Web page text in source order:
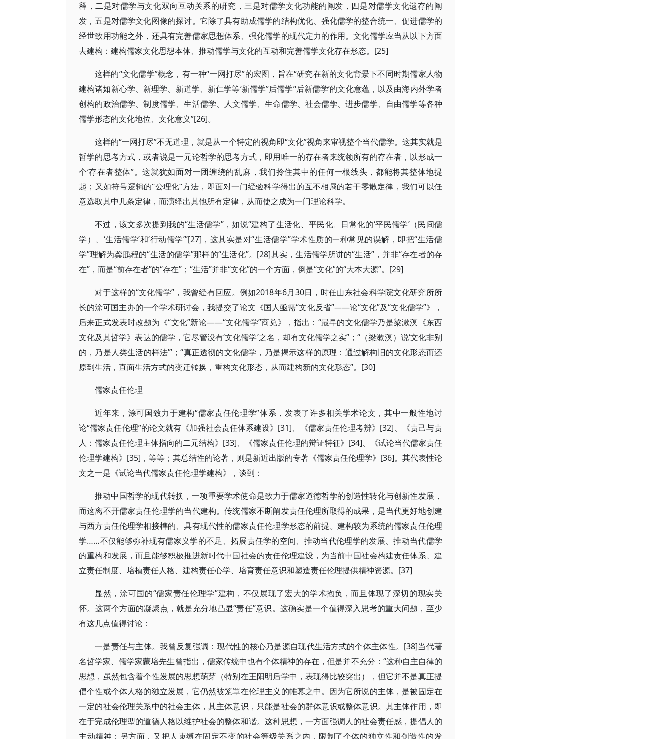
释，二是对儒学与文化双向互动关系的研究，三是对儒学文化功能的阐发，四是对儒学文化遗存的阐
发，五是对儒学文化图像的探讨。它除了具有助成儒学的结构优化、强化儒学的整合统一、促进儒学的
经世致用功能之外，还具有完善儒家思想体系、强化儒学的现代定力的作用。文化儒学应当从以下方面
去建构：建构儒家文化思想本体、推动儒学与文化的互动和完善儒学文化存在形态。[25]
这样的“文化儒学”概念，有一种“一网打尽”的宏图，旨在“研究在新的文化背景下不同时期儒家人物
建构诸如新心学、新理学、新道学、新仁学等‘新儒学’‘后儒学’‘后新儒学’的文化意蕴，以及由海内外学者
创构的政治儒学、制度儒学、生活儒学、人文儒学、生命儒学、社会儒学、进步儒学、自由儒学等各种
儒学形态的文化地位、文化意义”[26]。
这样的“一网打尽”不无道理，就是从一个特定的视角即“文化”视角来审视整个当代儒学。这其实就是
哲学的思考方式，或者说是一元论哲学的思考方式，即用唯一的存在者来统领所有的存在者，以形成一
个‘存在者整体”。这就犹如面对一团缠绕的乱麻，我们拎住其中的任何一根线头，都能将其整体地提
起；又如符号逻辑的“公理化”方法，即面对一门经验科学得出的互不相属的若干零散定律，我们可以任
意选取其中几条定律，而演绎出其他所有定律，从而使之成为一门理论科学。
不过，该文多次提到我的“生活儒学”，如说“建构了生活化、平民化、日常化的‘平民儒学’（民间儒
学）、‘生活儒学’和‘行动儒学’”[27]，这其实是对“生活儒学”学术性质的一种常见的误解，即把“生活儒
学”理解为龚鹏程的“生活的儒学”那样的“生活化”。[28]其实，生活儒学所讲的“生活”，并非“存在者的存
在”，而是“前存在者”的“存在”；“生活”并非“文化”的一个方面，倒是“文化”的“大本大源”。[29]
对于这样的“文化儒学”，我曾经有回应。例如2018年6月30日，时任山东社会科学院文化研究所所
长的涂可国主办的一个学术研讨会，我提交了论文《国人亟需“文化反省”——论“文化”及“文化儒学”》，
后来正式发表时改题为《“文化”新论——“文化儒学”商兑》，指出：“最早的文化儒学乃是梁漱溟《东西
文化及其哲学》表达的儒学，它尽管没有‘文化儒学’之名，却有文化儒学之实”；“（梁漱溟）说‘文化非别
的，乃是人类生活的样法’”；“真正透彻的文化儒学，乃是揭示这样的原理：通过解构旧的文化形态而还
原到生活，直面生活方式的变迁转换，重构文化形态，从而建构新的文化形态”。[30]
儒家责任伦理
近年来，涂可国致力于建构“儒家责任伦理学”体系，发表了许多相关学术论文，其中一般性地讨
论“儒家责任伦理”的论文就有《加强社会责任体系建设》[31]、《儒家责任伦理考辨》[32]、《责己与责
人：儒家责任伦理主体指向的二元结构》[33]、《儒家责任伦理的辩证特征》[34]、《试论当代儒家责任
伦理学建构》[35]，等等；其总结性的论著，则是新近出版的专著《儒家责任伦理学》[36]。其代表性论
文之一是《试论当代儒家责任伦理学建构》，谈到：
推动中国哲学的现代转换，一项重要学术使命是致力于儒家道德哲学的创造性转化与创新性发展，
而这离不开儒家责任伦理学的当代建构。传统儒家不断阐发责任伦理所取得的成果，是当代更好地创建
与西方责任伦理学相接榫的、具有现代性的儒家责任伦理学形态的前提。建构较为系统的儒家责任伦理
学……不仅能够弥补现有儒家义学的不足、拓展责任学的空间、推动当代伦理学的发展、推动当代儒学
的重构和发展，而且能够积极推进新时代中国社会的责任伦理建设，为当前中国社会构建责任体系、建
立责任制度、培植责任人格、建构责任心学、培育责任意识和塑造责任伦理提供精神资源。[37]
显然，涂可国的“儒家责任伦理学”建构，不仅展现了宏大的学术抱负，而且体现了深切的现实关
怀。这两个方面的凝聚点，就是充分地凸显“责任”意识。这确实是一个值得深入思考的重大问题，至少
有这几点值得讨论：
一是责任与主体。我曾反复强调：现代性的核心乃是源自现代生活方式的个体主体性。[38]当代著
名哲学家、儒学家蒙培先生曾指出，儒家传统中也有个体精神的存在，但是并不充分：“这种自主自律的
思想，虽然包含着个性发展的思想萌芽（特别在王阳明后学中，表现得比较突出），但它并不是真正提
倡个性或个体人格的独立发展，它仍然被笼罩在伦理主义的帷幕之中。因为它所说的主体，是被固定在
一定的社会伦理关系中的社会主体，其主体意识，只能是社会的群体意识或整体意识。其主体作用，即
在于完成伦理型的道德人格以维护社会的整体和谐。这种思想，一方面强调人的社会责任感，提倡人的
主动精神；另方面，又把人束缚在固定不变的社会等级关系之内，限制了个体的独立性和创造性的发